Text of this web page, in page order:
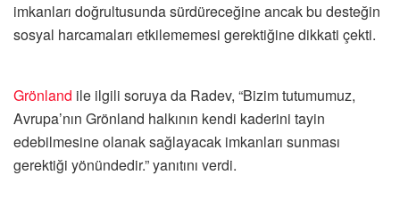
imkanları doğrultusunda sürdüreceğine ancak bu desteğin
sosyal harcamaları etkilememesi gerektiğine dikkati çekti.
Grönland ile ilgili soruya da Radev, “Bizim tutumumuz,
Avrupa’nın Grönland halkının kendi kaderini tayin
edebilmesine olanak sağlayacak imkanları sunması
gerektiği yönündedir.” yanıtını verdi.